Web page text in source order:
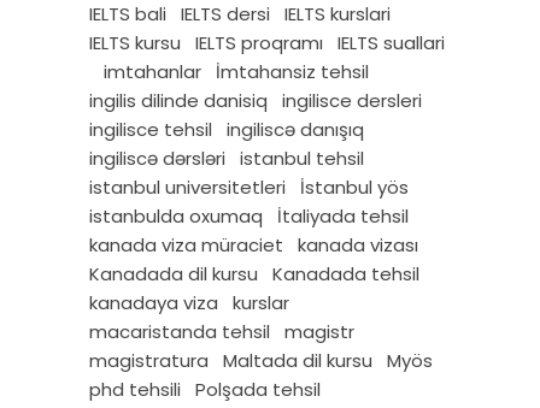
IELTS bali
IELTS dersi
IELTS kurslari
IELTS kursu
IELTS proqramı
IELTS suallari
imtahanlar
İmtahansiz tehsil
ingilis dilinde danisiq
ingilisce dersleri
ingilisce tehsil
ingiliscə danışıq
ingiliscə dərsləri
istanbul tehsil
istanbul universitetleri
İstanbul yös
istanbulda oxumaq
İtaliyada tehsil
kanada viza müraciet
kanada vizası
Kanadada dil kursu
Kanadada tehsil
kanadaya viza
kurslar
macaristanda tehsil
magistr
magistratura
Maltada dil kursu
Myös
phd tehsili
Polşada tehsil